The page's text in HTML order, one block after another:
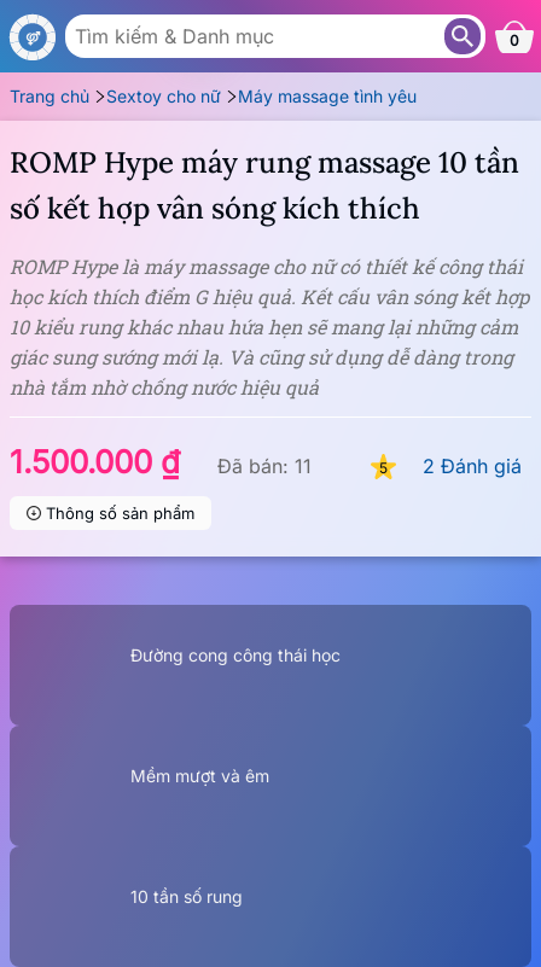
0
Trang chủ Sextoy cho nữ Máy massage tình yêu
1.500.000 ₫ Đã bán: 11 5 2 Đánh giá
Thông số sản phẩm
ROMP Hype máy rung massage 10 tần
số kết hợp vân sóng kích thích
ROMP Hype là máy massage cho nữ có thíết kế công thái
học kích thích điểm G hiệu quả. Kết cấu vân sóng kết hợp
10 kiểu rung khác nhau hứa hẹn sẽ mang lại những cảm
giác sung sướng mới lạ. Và cũng sử dụng dễ dàng trong
nhà tắm nhờ chống nước hiệu quả
Đường cong công thái học
Mềm mượt và êm
10 tần số rung